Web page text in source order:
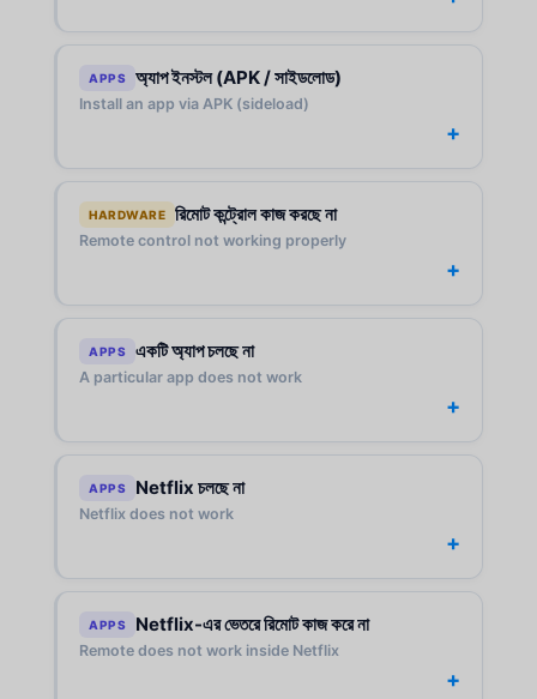
APPS অ্যাপ ইনস্টল (APK / সাইডলোড)
Install an app via APK (sideload)
HARDWARE রিমোট কন্ট্রোল কাজ করছে না
Remote control not working properly
APPS একটি অ্যাপ চলছে না
A particular app does not work
APPS Netflix চলছে না
Netflix does not work
APPS Netflix-এর ভেতরে রিমোট কাজ করে না
Remote does not work inside Netflix